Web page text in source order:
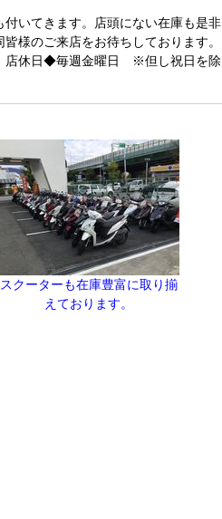
いてきます。店頭にない在庫も是非
様のご来店をお待ちしております。
店休日◆毎週金曜日 ※但し祝日を除
スクーターも在庫豊富に取り揃
えております。